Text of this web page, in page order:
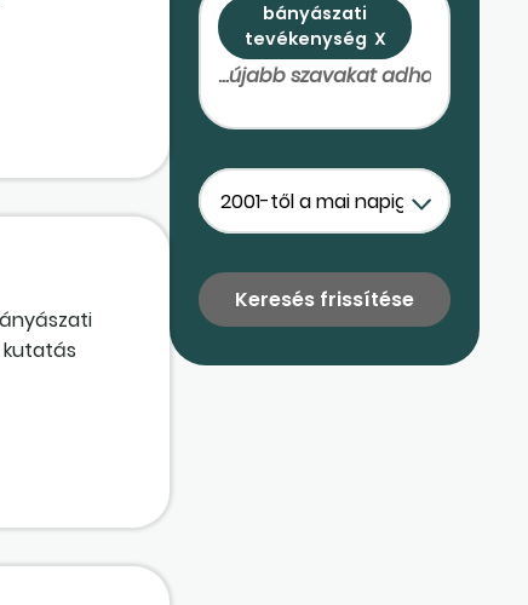
kutatás
ki a
el az
részt
bányászati
tevékenység X